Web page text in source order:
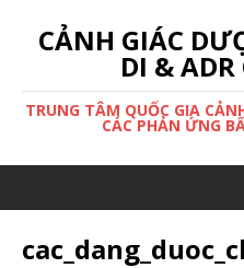
CẢNH GIÁC
DI & ADR
TRUNG TÂM QUỐC GIA
CÁC PHẢN ỨNG